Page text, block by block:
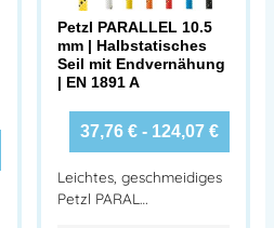
Petzl PARALLEL 10.5
mm | Halbstatisches
Seil mit Endvernähung
| EN 1891 A
37,76 €- 124,07 €
Leichtes, geschmeidiges
Petzl PARAL…